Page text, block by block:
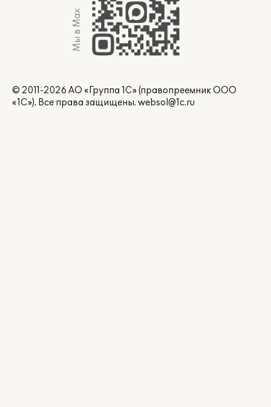
Мы в Max
© 2011-2026 АО «Группа 1С» (правопреемник ООО
«1С»). Все права защищены. websol@1c.ru